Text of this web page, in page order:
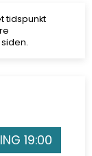
tidspunkt
19:00